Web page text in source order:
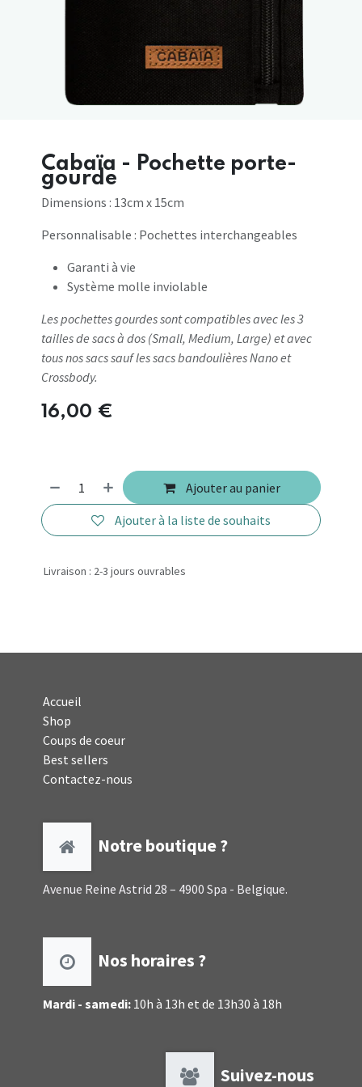
Cabaïa - Pochette porte-
gourde
Dimensions : 13cm x 15cm
Personnalisable : Pochettes interchangeables
Garanti à vie
Système molle inviolable
Les pochettes gourdes sont compatibles avec les 3
tailles de sacs à dos (Small, Medium, Large) et avec
tous nos sacs sauf les sacs bandoulières Nano et
Crossbody.
16,00 €
Ajouter au panier
Ajouter à la liste de souhaits
Livraison : 2-3 jours ouvrables
Accueil
Shop
Coups de coeur
Best sellers
Contactez-nous
Notre boutique ?
Avenue Reine Astrid 28 – 4900 Spa - Belgique.
Nos horaires ?
Mardi - samedi: 10h à 13h et de 13h30 à 18h
Suivez-nous